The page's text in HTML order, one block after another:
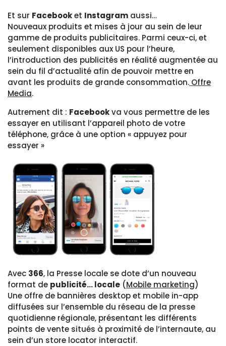
Et sur Facebooket Instagram aussi…
Nouveaux produits et mises à jour au sein de leur
gamme de produits publicitaires. Parmi ceux-ci, et
seulement disponibles aux US pour l’heure,
l’introduction des publicités en réalité augmentée au
sein du fil d’actualité afin de pouvoir mettre en
avant les produits de grande consommation. Offre
Media.
Autrement dit : Facebookva vous permettre de les
essayer en utilisant l’appareil photo de votre
téléphone, grâce à une option « appuyez pour
essayer »
Avec 366, la Presse locale se dote d’un nouveau
format de publicité… locale (Mobile marketing)
Une offre de bannières desktop et mobile in-app
diffusées sur l’ensemble du réseau de la presse
quotidienne régionale, présentant les différents
points de vente situés à proximité de l’internaute, au
sein d’un store locator interactif.